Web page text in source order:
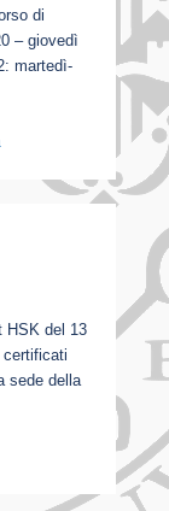
di
– giovedì
martedì-
HSK del 13
sede della